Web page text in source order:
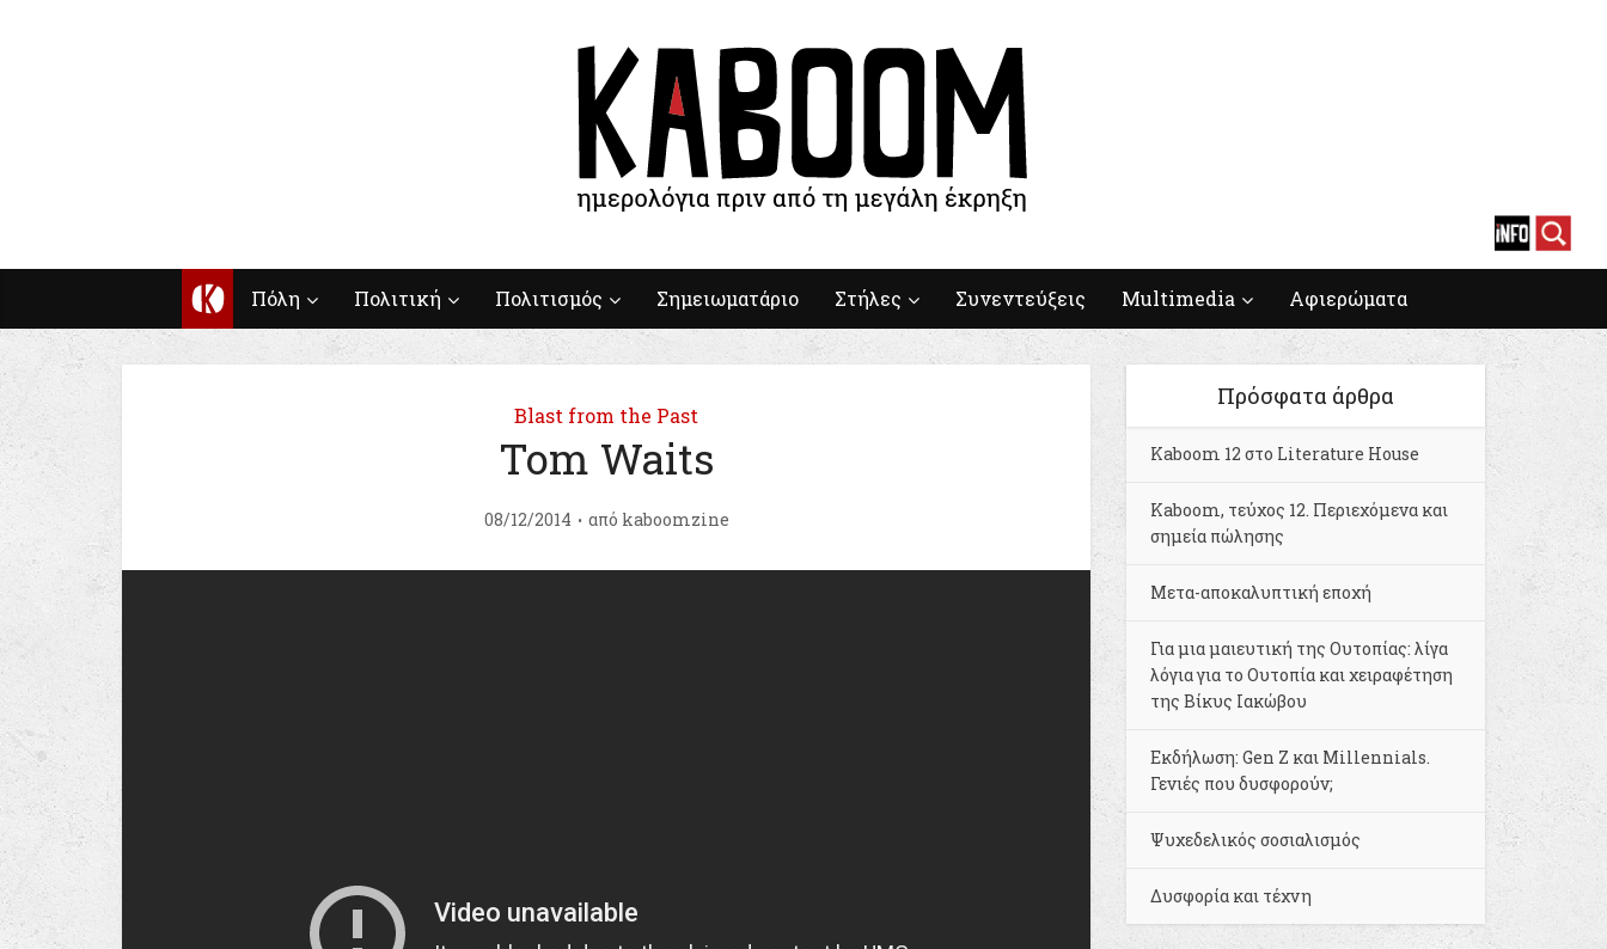
Κ Πόλη Πολιτική Πολιτισμός Σημειωματάριο Στήλες Συνεντεύξεις Multimedia Αφιερώματα
Blast from the Past
Tom Waits
08/12/2014 από kaboomzine
Πρόσφατα άρθρα
Kaboom 12 στο Literature House
Kaboom, τεύχος 12. Περιεχόμενα και
σημεία πώλησης
Μετα-αποκαλυπτική εποχή
Για μια μαιευτική της Ουτοπίας: λίγα
λόγια για το Ουτοπία και χειραφέτηση
της Βίκυς Ιακώβου
Εκδήλωση: Gen Z και Millennials.
Γενιές που δυσφορούν;
Ψυχεδελικός σοσιαλισμός
Δυσφορία και τέχνη